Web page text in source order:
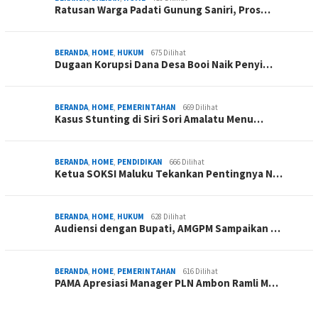
Ratusan Warga Padati Gunung Saniri, Pros…
BERANDA, HOME, HUKUM 675 Dilihat
Dugaan Korupsi Dana Desa Booi Naik Penyi…
BERANDA, HOME, PEMERINTAHAN 669 Dilihat
Kasus Stunting di Siri Sori Amalatu Menu…
BERANDA, HOME, PENDIDIKAN 666 Dilihat
Ketua SOKSI Maluku Tekankan Pentingnya N…
BERANDA, HOME, HUKUM 628 Dilihat
Audiensi dengan Bupati, AMGPM Sampaikan …
BERANDA, HOME, PEMERINTAHAN 616 Dilihat
PAMA Apresiasi Manager PLN Ambon Ramli M…